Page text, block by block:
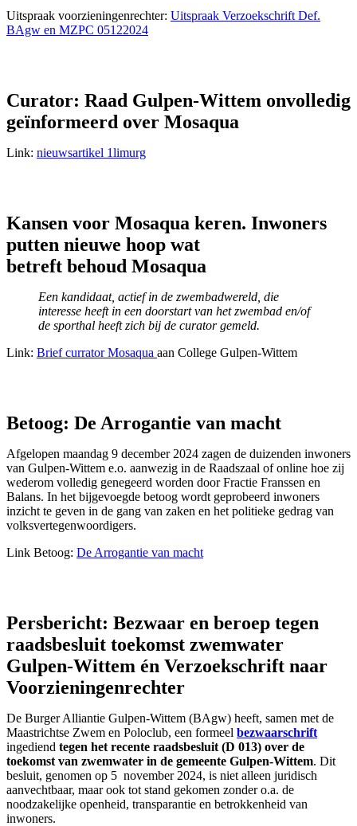
Uitspraak voorzieningenrechter: Uitspraak Verzoekschrift Def.
BAgw en MZPC 05122024
Curator: Raad Gulpen-Wittem onvolledig
geïnformeerd over Mosaqua
Link: nieuwsartikel 1limurg
Kansen voor Mosaqua keren. Inwoners
putten nieuwe hoop wat
betreft behoud Mosaqua
Een kandidaat, actief in de zwembadwereld, die
interesse heeft in een doorstart van het zwembad en/of
de sporthal heeft zich bij de curator gemeld.
Link: Brief currator Mosaqua aan College Gulpen-Wittem
Betoog: De Arrogantie van macht
Afgelopen maandag 9 december 2024 zagen de duizenden inwoners
van Gulpen-Wittem e.o. aanwezig in de Raadszaal of online hoe zij
wederom volledig genegeerd worden door Fractie Franssen en
Balans. In het bijgevoegde betoog wordt geprobeerd inwoners
inzicht te geven in de gang van zaken en het politieke gedrag van
volksvertegenwoordigers.
Link Betoog: De Arrogantie van macht
Persbericht: Bezwaar en beroep tegen
raadsbesluit toekomst zwemwater
Gulpen-Wittem én Verzoekschrift naar
Voorzieningenrechter
De Burger Alliantie Gulpen-Wittem (BAgw) heeft, samen met de
Maastrichtse Zwem en Poloclub, een formeel bezwaarschrift
ingediend tegen het recente raadsbesluit (D 013) over de
toekomst van zwemwater in de gemeente Gulpen-Wittem. Dit
besluit, genomen op 5 november 2024, is niet alleen juridisch
aanvechtbaar, maar ook tot stand gekomen zonder o.a. de
noodzakelijke openheid, transparantie en betrokkenheid van
inwoners.